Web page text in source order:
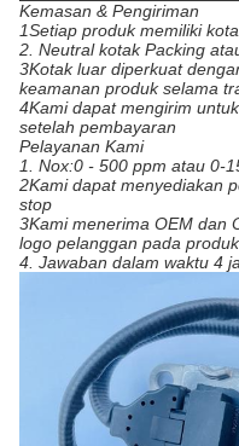
Kemasan & Pengiriman
1Setiap produk memiliki
2. Neutral kotak Packing
3Kotak luar diperkuat
keamanan produk selama
4Kami dapat mengirim
setelah pembayaran
Pelayanan Kami
1. Nox:0 - 500 ppm atau 0-
2Kami dapat menyediakan
stop
3Kami menerima OEM dan
logo pelanggan pada
4. Jawaban dalam waktu 4